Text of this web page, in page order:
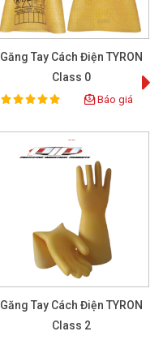
Găng Tay Cách Điện TYRON
Class 0
Rating:
100% Báo giá
Găng Tay Cách Điện TYRON
Class 2